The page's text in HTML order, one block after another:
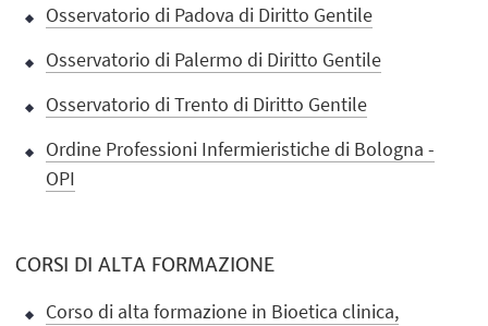
Osservatorio di Padova di Diritto Gentile
Osservatorio di Palermo di Diritto Gentile
Osservatorio di Trento di Diritto Gentile
Ordine Professioni Infermieristiche di Bologna -
OPI
CORSI DI ALTA FORMAZIONE
Corso di alta formazione in Bioetica clinica,